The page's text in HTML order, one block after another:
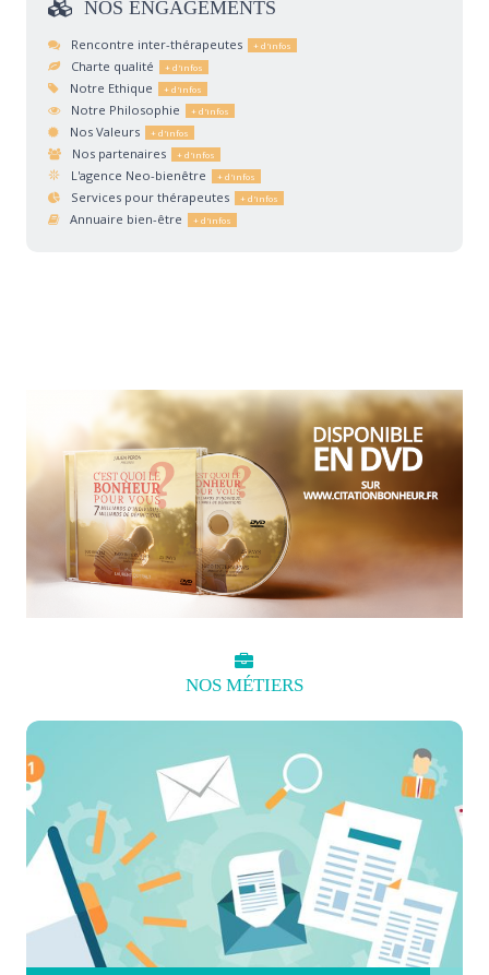
NOS ENGAGEMENTS
Rencontre inter-thérapeutes
Charte qualité
Notre Ethique
Notre Philosophie
Nos Valeurs
Nos partenaires
L'agence Neo-bienêtre
Services pour thérapeutes
Annuaire bien-être
NOS MÉTIERS